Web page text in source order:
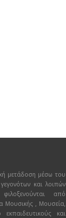
μετάδοση μέσω του
γεγονότων και λοιπών
από
Μουσικής , Μουσεία,
και